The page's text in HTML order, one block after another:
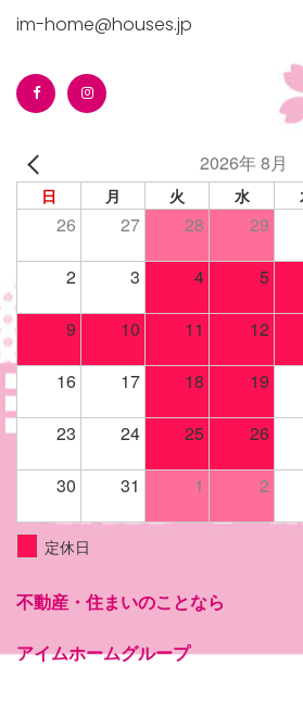
im-home@houses.jp
2026年 8月
日 月 火 水
26 27 28 29
2 3 4 5
9 10 11 12
16 17 18 19
23 24 25 26
30 31 1 2
定休日
不動産・住まいのことなら
アイムホームグループ